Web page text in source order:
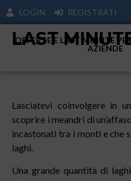
LOGIN REGISTRATI
LAST
OFFERTE E LAST MINUTE
AZIENDE
Lasciatevi coinvolgere in
scoprire i meandri di
incastonati tra i monti e che
laghi.
Una grande quantità di